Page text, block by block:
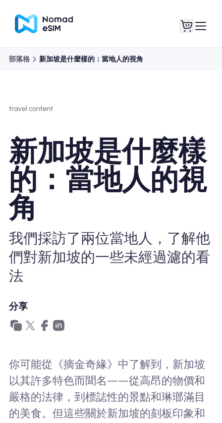
購買計劃
關於eSIM
為什麼選擇Nomad eSIM
使用 eSIM
部落格 新加坡是什麼樣的：當地人的視角
travel content
新加坡是什麼樣
的：當地人的視
角
我們採訪了兩位當地人，了解他
們對新加坡的一些未經過濾的看
法
分享
你可能從《摘金奇緣》中了解到，新加坡
以其許多特色而聞名——從高昂的物價和
嚴格的法律，到標誌性的景點和琳瑯滿目
的美食。但這些關於新加坡的刻板印象和